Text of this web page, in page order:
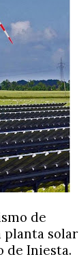
de
planta solar
de Iniesta.